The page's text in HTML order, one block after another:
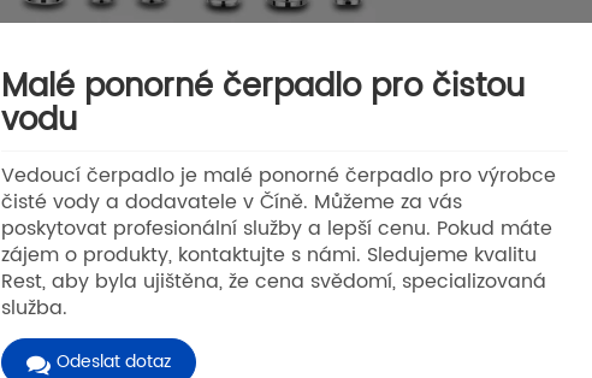
Malé ponorné čerpadlo pro čistou
vodu
Vedoucí čerpadlo je malé ponorné čerpadlo pro výrobce
čisté vody a dodavatele v Číně. Můžeme za vás
poskytovat profesionální služby a lepší cenu. Pokud máte
zájem o produkty, kontaktujte s námi. Sledujeme kvalitu
Rest, aby byla ujištěna, že cena svědomí, specializovaná
služba.
Odeslat dotaz